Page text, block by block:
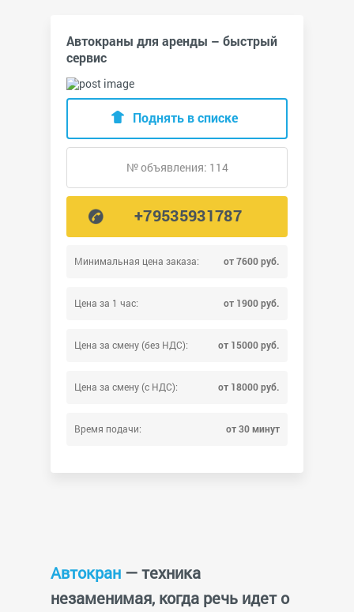
Автокраны для аренды – быстрый
сервис
Минимальная цена заказа: от 7600 руб.
Цена за 1 час: от 1900 руб.
Цена за смену (без НДС): от 15000 руб.
Цена за смену (с НДС): от 18000 руб.
Время подачи: от 30 минут
Поднять в списке
№ объявления: 114
+79535931787
Автокран — техника
незаменимая, когда речь идет о